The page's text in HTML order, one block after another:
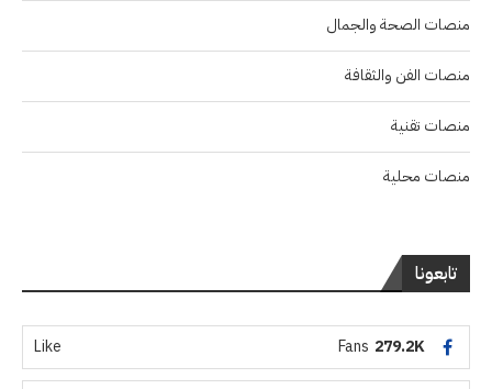
منصات الصحة والجمال
منصات الفن والثقافة
منصات تقنية
منصات محلية
تابعونا
279.2K
Fans
Like